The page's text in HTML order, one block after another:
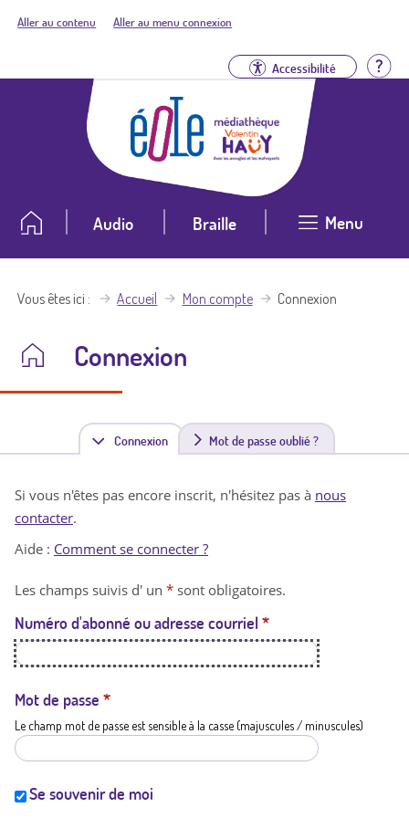
Aller au contenu Aller au menu connexion
Accessibilité
Audio Braille Menu
Vous êtes ici Accueil Mon compte Connexion
Connexion
Connexion(
n
t
a
t
i
Mot de passe oublié ?
Si vous n'êtes pas encore inscrit, n'hésitez pas à nous
contacter.
Aide : Comment se connecter ?
Les champs suivis d' un * sont obligatoires.
Numéro d'abonné ou adresse courriel *
Mot de passe *
Le champ mot de passe est sensible à la casse (majuscules / minuscules)
Se souvenir de moi